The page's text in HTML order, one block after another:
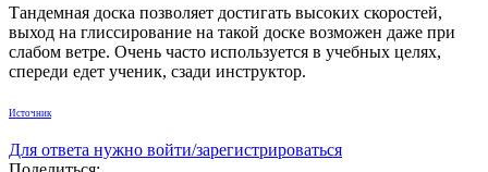
Тандемная доска позволяет достигать высоких скоростей,
выход на глиссирование на такой доске возможен даже при
слабом ветре. Очень часто используется в учебных целях,
спереди едет ученик, сзади инструктор.
Источник
Для ответа нужно войти/зарегистрироваться